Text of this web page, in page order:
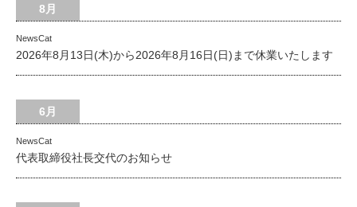
8月
NewsCat
2026年8月13日(木)から2026年8月16日(日)まで休業いたします
6月
NewsCat
代表取締役社長交代のお知らせ